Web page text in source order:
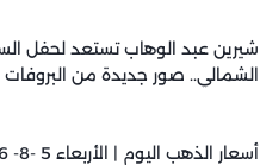
شيرين عبد الوهاب تستعد لحفل
الشمالي.. صور جديدة من البروفات